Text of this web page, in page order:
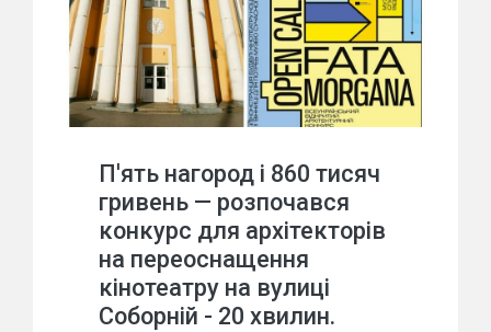
П'ять нагород і 860 тисяч
гривень — розпочався
конкурс для архітекторів
на переоснащення
кінотеатру на вулиці
Соборній - 20 хвилин.